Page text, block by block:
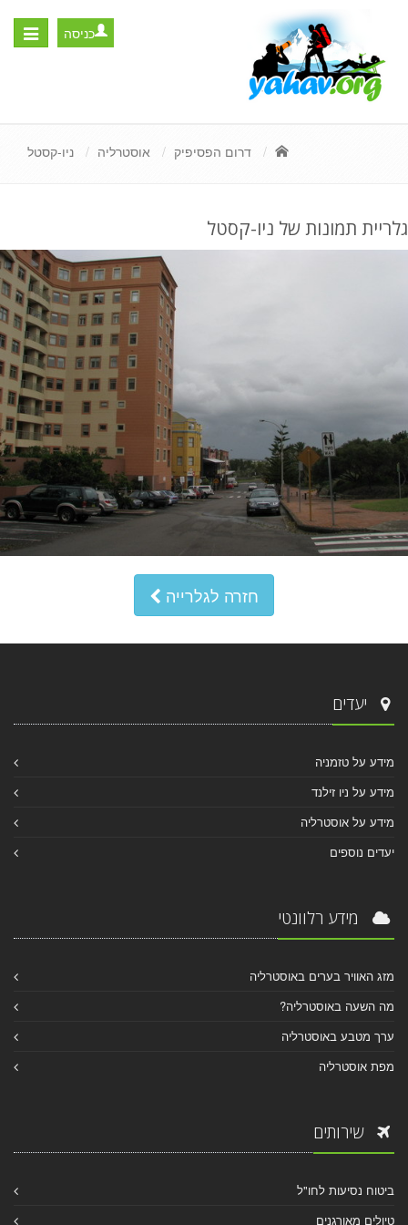
Toggle
כניסה
דרום הפסיפיק אוסטרליה ניו-קסטל
גלריית תמונות של ניו-קסטל
חזרה לגלרייה
יעדים
מידע על טזמניה
מידע על ניו זילנד
מידע על אוסטרליה
יעדים נוספים
מידע רלוונטי
מזג האוויר בערים באוסטרליה
מה השעה באוסטרליה?
ערך מטבע באוסטרליה
מפת אוסטרליה
שירותים
ביטוח נסיעות לחו"ל
טיולים מאורגנים